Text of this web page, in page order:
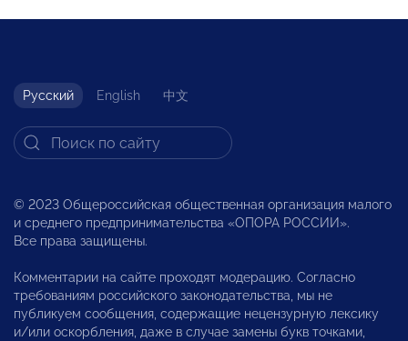
Русский English 中文
© 2023 Общероссийская общественная организация малого
и среднего предпринимательства «ОПОРА РОССИИ».
Все права защищены.
Комментарии на сайте проходят модерацию. Согласно
требованиям российского законодательства, мы не
публикуем сообщения, содержащие нецензурную лексику
и/или оскорбления, даже в случае замены букв точками,